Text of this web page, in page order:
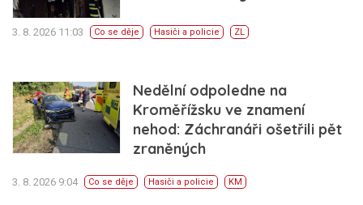
3. 8. 2026 11:03 Co se děje Hasiči a policie ZL
Nedělní odpoledne na
Kroměřížsku ve znamení
nehod: Záchranáři ošetřili pět
zraněných
3. 8. 2026 9:04 Co se děje Hasiči a policie KM